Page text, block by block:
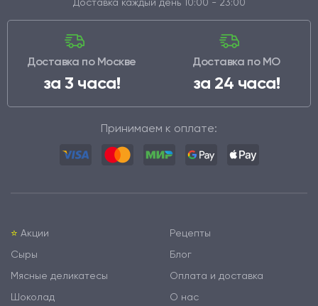
Доставка каждый день 10:00 - 23:00
Доставка по Москве
за 3 часа!
Доставка по МО
за 24 часа!
Принимаем к оплате:
⭐️ Акции
Сыры
Мясные деликатесы
Шоколад
Рецепты
Блог
Оплата и доставка
О нас